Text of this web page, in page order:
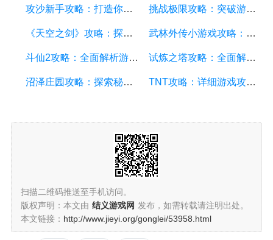
攻沙新手攻略：打造你的战争帝国，征服沙漠世界 挑战极限攻略：突破游戏难关的终极指南
《天空之剑》攻略：探索天空的冒险之旅 武林外传小游戏攻略：全面解析游戏技巧、角色选择和剧情推进
斗仙2攻略：全面解析游戏技巧、副本攻略、装备养成和战斗策略 试炼之塔攻略：全面解析游戏技巧与策略，帮你征服每一层塔
沼泽庄园攻略：探索秘密、击败怪物、解谜全指南 TNT攻略：详细游戏攻略方面的描述
扫描二维码推送至手机访问。
版权声明：本文由 结义游戏网 发布，如需转载请注明出处。
本文链接： http://www.jieyi.org/gonglei/53958.html